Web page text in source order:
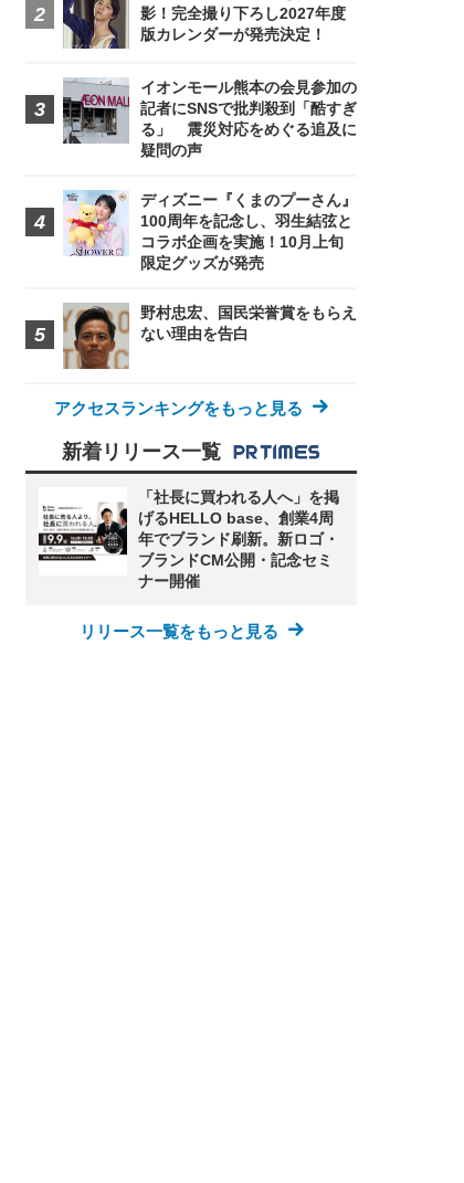
影！完全撮り下ろし2027年度
版カレンダーが発売決定！
イオンモール熊本の会見参加の
記者にSNSで批判殺到「酷すぎ
る」 震災対応をめぐる追及に
疑問の声
ディズニー『くまのプーさん』
100周年を記念し、羽生結弦と
コラボ企画を実施！10月上旬
限定グッズが発売
野村忠宏、国民栄誉賞をもらえ
ない理由を告白
アクセスランキングをもっと見る
新着リリース一覧
「社長に買われる人へ」を掲
げるHELLO base、創業4周
年でブランド刷新。新ロゴ・
ブランドCM公開・記念セミ
ナー開催
リリース一覧をもっと見る